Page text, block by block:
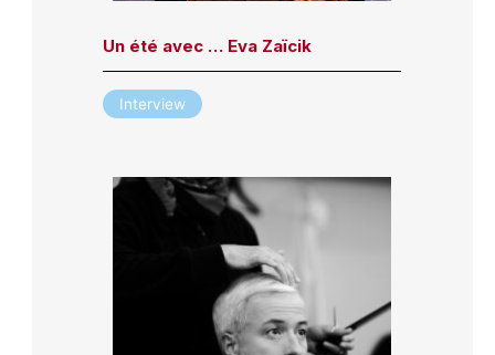
Un été avec … Eva Zaïcik
Interview